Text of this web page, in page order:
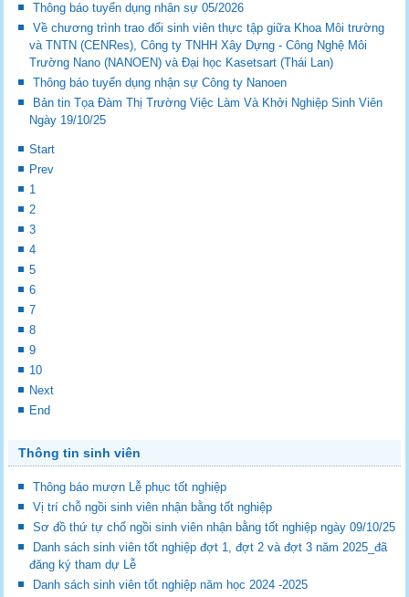
Thông báo tuyển dụng nhân sự 05/2026
Về chương trình trao đổi sinh viên thực tập giữa Khoa Môi trường
và TNTN (CENRes), Công ty TNHH Xây Dựng - Công Nghệ Môi
Trường Nano (NANOEN) và Đại học Kasetsart (Thái Lan)
Thông báo tuyển dụng nhận sự Công ty Nanoen
Bản tin Tọa Đàm Thị Trường Việc Làm Và Khởi Nghiệp Sinh Viên
Ngày 19/10/25
Start
Prev
1
2
3
4
5
6
7
8
9
10
Next
End
Thông tin sinh viên
Thông báo mượn Lễ phục tốt nghiệp
Vị trí chỗ ngồi sinh viên nhận bằng tốt nghiệp
Sơ đồ thứ tự chổ ngồi sinh viên nhận bằng tốt nghiệp ngày 09/10/25
Danh sách sinh viên tốt nghiệp đợt 1, đợt 2 và đợt 3 năm 2025_đã
đăng ký tham dự Lễ
Danh sách sinh viên tốt nghiệp năm học 2024 -2025